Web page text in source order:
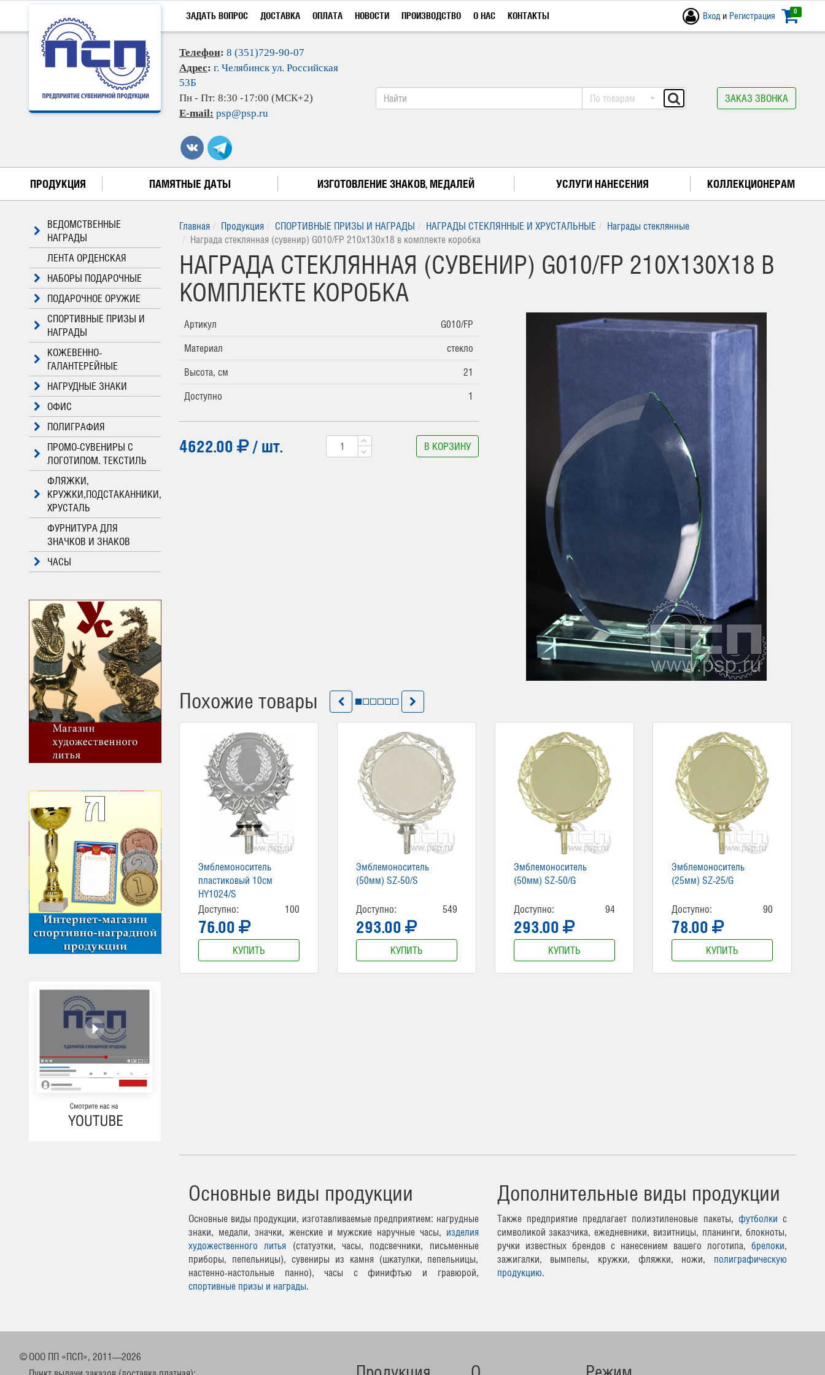
ЗАДАТЬ ВОПРОС ДОСТАВКА ОПЛАТА НОВОСТИ ПРОИЗВОДСТВО О НАС КОНТАКТЫ 0
Вход и Регистрация
Телефон: 8 (351)729-90-07
Адрес: г. Челябинск ул. Российская
53Б
Пн - Пт: 8:30 -17:00 (МСК+2)
E-mail: psp@psp.ru
По товарам ЗАКАЗ ЗВОНКА
ПРОДУКЦИЯ ПАМЯТНЫЕ ДАТЫ ИЗГОТОВЛЕНИЕ ЗНАКОВ, МЕДАЛЕЙ УСЛУГИ НАНЕСЕНИЯ КОЛЛЕКЦИОНЕРАМ
ВЕДОМСТВЕННЫЕ
НАГРАДЫ
ЛЕНТА ОРДЕНСКАЯ
НАБОРЫ ПОДАРОЧНЫЕ
ПОДАРОЧНОЕ ОРУЖИЕ
СПОРТИВНЫЕ ПРИЗЫ И
НАГРАДЫ
КОЖЕВЕННО-
ГАЛАНТЕРЕЙНЫЕ
НАГРУДНЫЕ ЗНАКИ
ОФИС
ПОЛИГРАФИЯ
ПРОМО-СУВЕНИРЫ С
ЛОГОТИПОМ. ТЕКСТИЛЬ
ФЛЯЖКИ,
КРУЖКИ,ПОДСТАКАННИКИ,
ХРУСТАЛЬ
ФУРНИТУРА ДЛЯ
ЗНАЧКОВ И ЗНАКОВ
ЧАСЫ
Главная Продукция СПОРТИВНЫЕ ПРИЗЫ И НАГРАДЫ НАГРАДЫ СТЕКЛЯННЫЕ И ХРУСТАЛЬНЫЕ
Награды стеклянные
Награда стеклянная (сувенир) G010/FP 210х130х18 в комплекте коробка
НАГРАДА СТЕКЛЯННАЯ (СУВЕНИР) G010/FP 210Х130Х18 В
КОМПЛЕКТЕ КОРОБКА
Артикул
G010/FP
Материал
стекло
Высота, см
21
Доступно
1
4622.00 / шт. В КОРЗИНУ
Похожие товары
Эмблемоноситель
пластиковый 10см
HY1024/S
Доступно:
100
76.00
КУПИТЬ
Эмблемоноситель
(50мм) SZ-50/S
Доступно: 549
293.00
КУПИТЬ
Эмблемоноситель
(50мм) SZ-50/G
Доступно: 94
293.00
КУПИТЬ
Эмблемоноситель
(25мм) SZ-25/G
Доступно: 90
78.00
КУПИТЬ
Основные виды продукции
Основные виды продукции, изготавливаемые предприятием: нагрудные
знаки, медали, значки, женские и мужские наручные часы, изделия
художественного литья (статуэтки, часы, подсвечники, письменные
приборы, пепельницы), сувениры из камня (шкатулки, пепельницы,
настенно-настольные панно), часы с финифтью и гравюрой,
спортивные призы и награды.
Дополнительные виды продукции
Также предприятие предлагает полиэтиленовые пакеты, футболки с
символикой заказчика, ежедневники, визитницы, планинги, блокноты,
ручки известных брендов с нанесением вашего логотипа, брелоки,
зажигалки, вымпелы, кружки, фляжки, ножи, полиграфическую
продукцию.
© ООО ПП «ПСП», 2011—2026